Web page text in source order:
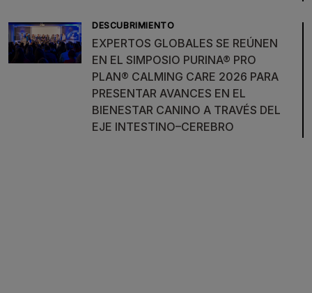
DESCUBRIMIENTO
EXPERTOS GLOBALES SE REÚNEN
EN EL SIMPOSIO PURINA® PRO
PLAN® CALMING CARE 2026 PARA
PRESENTAR AVANCES EN EL
BIENESTAR CANINO A TRAVÉS DEL
EJE INTESTINO–CEREBRO